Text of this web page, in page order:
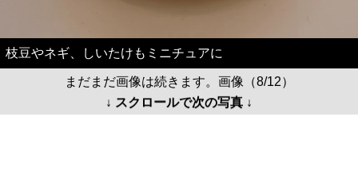
枝豆やネギ、しいたけもミニチュアに
まだまだ画像は続きます。画像（8/12）
↓ スクロールで次の写真 ↓